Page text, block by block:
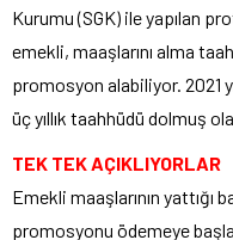
Kurumu (SGK) ile yapılan
emekli, maaşlarını alma
promosyon alabiliyor. 2021
üç yıllık taahhüdü dolmuş
TEK TEK AÇIKLIYORLAR
Emekli maaşlarının yattığı
promosyonu ödemeye